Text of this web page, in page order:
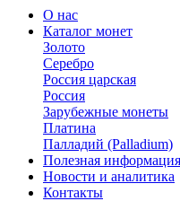
О нас
Каталог монет
Золото
Серебро
Россия царская
Россия
Зарубежные монеты
Платина
Палладий (Palladium)
Полезная информация
Новости и аналитика
Контакты